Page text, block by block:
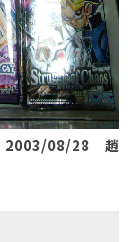
2003/08/28 趙